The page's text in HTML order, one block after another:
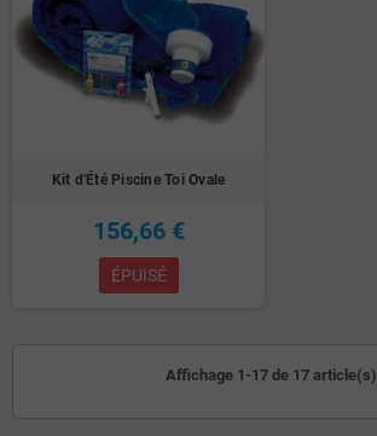
Kit d'Été Piscine Toi Ovale
156,66 €
ÉPUISÉ
Affichage 1-17 de 17 article(s)